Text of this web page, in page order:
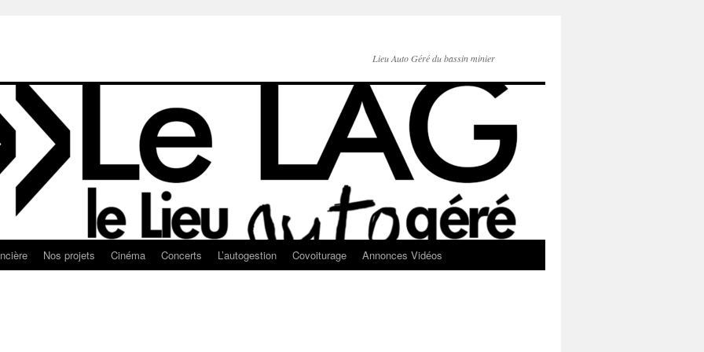
Lieu Auto Géré du bassin minier
Nos projets Cinéma Concerts L’autogestion Covoiturage Annonces Vidéos